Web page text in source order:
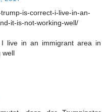
is-correct-i-live-in-an-
it-is-not-working-well/
live in an immigrant area in
well